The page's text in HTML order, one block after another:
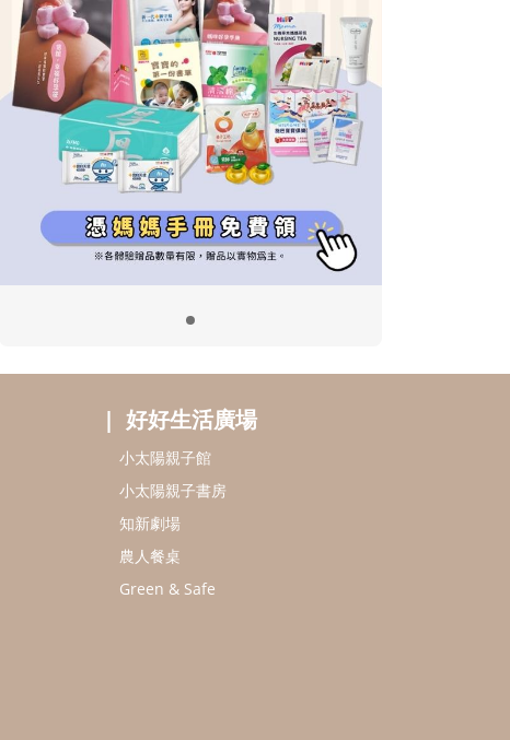
好好生活廣場
小太陽親子館
小太陽親子書房
知新劇場
農人餐桌
Green & Safe